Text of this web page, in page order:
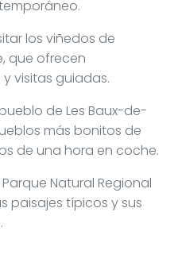
los viñedos de
que ofrecen
visitas guiadas.
de Les Baux-de-
más bonitos de
de una hora en coche.
Natural Regional
paisajes típicos y sus